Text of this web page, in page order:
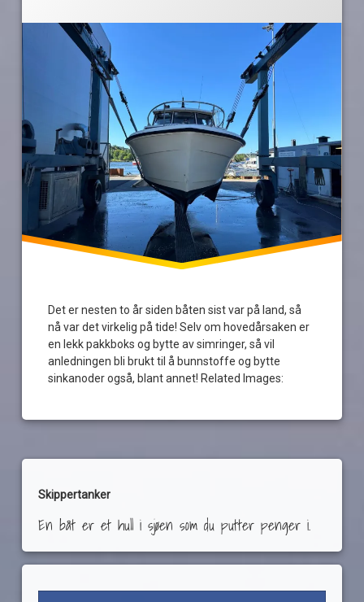
Det er nesten to år siden båten sist var på land, så
nå var det virkelig på tide! Selv om hovedårsaken er
en lekk pakkboks og bytte av simringer, så vil
anledningen bli brukt til å bunnstoffe og bytte
sinkanoder også, blant annet! Related Images:
kranløft
landsetting
reparasjon
sinkanoder
vedlikehold
Skippertanker
En båt er et hull i sjøen som du putter penger i.